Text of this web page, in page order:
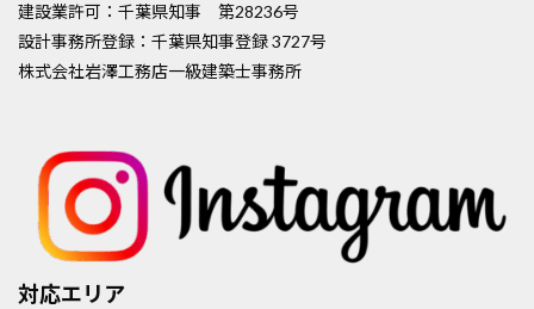
建設業許可：千葉県知事 第28236号
設計事務所登録：千葉県知事登録 3727号
株式会社岩澤工務店一級建築士事務所
対応エリア